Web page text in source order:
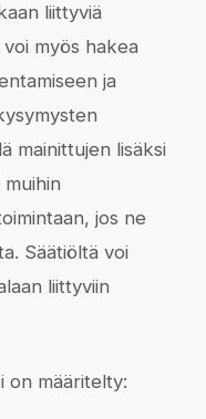
liittyviä
myös hakea
ja
mainittujen lisäksi
jos ne
Säätiöltä voi
liittyviin
on määritelty: